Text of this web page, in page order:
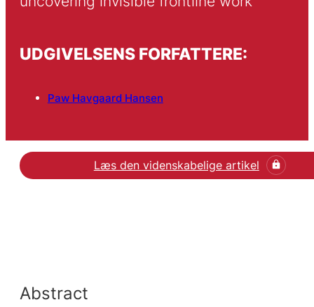
UDGIVELSENS FORFATTERE:
Paw Havgaard Hansen
Læs den videnskabelige artikel
Læs den
Abstract